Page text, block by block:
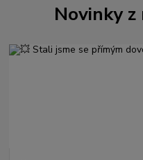
Novinky